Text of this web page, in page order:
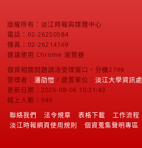
版權所有：淡江時報與媒體中心
電話：02-26250584
傳真：02-26214169
建議使用 Chrome 瀏覽器
個資相關問題請洽受理窗口，分機2799
管理者： 潘劭愷 / 建置單位： 淡江大學資訊處
更新日期：2026-08-06 10:21:43
線上人數：946
聯絡我們
法令規章 表格下載
工作流程
淡江時報網頁使用規則
個資蒐集聲明專區